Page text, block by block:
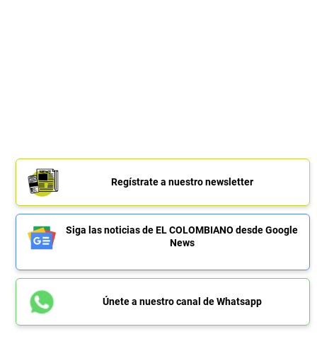
Regístrate a nuestro newsletter
Siga las noticias de EL COLOMBIANO desde Google
News
Únete a nuestro canal de Whatsapp